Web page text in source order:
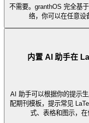
不需要。granthOS 完全基
络，你可以在任意设
内置 AI 助手在
AI 助手可以根据你的提示
配期刊模板，提示常见
式、表格和图示，在